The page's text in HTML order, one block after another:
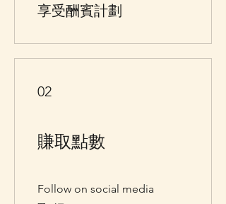
享受酬賓計劃
02
賺取點數
Follow on social media